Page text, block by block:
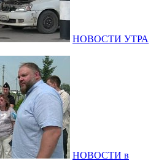
НОВОСТИ УТРА
НОВОСТИ в